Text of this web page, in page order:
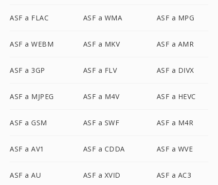
ASF a FLAC ASF a WMA ASF a MPG
ASF a WEBM ASF a MKV ASF a AMR
ASF a 3GP ASF a FLV ASF a DIVX
ASF a MJPEG ASF a M4V ASF a HEVC
ASF a GSM ASF a SWF ASF a M4R
ASF a AV1 ASF a CDDA ASF a WVE
ASF a AU ASF a XVID ASF a AC3